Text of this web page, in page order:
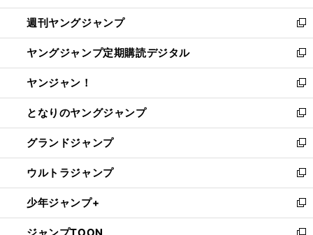
開
く
ウ
で
開
く
ン
ド
ウ
で
開
く
ウ
ィ
ン
ド
ウ
で
開
く
週刊ヤングジャンプ
新
し
い
ウ
ィ
ン
ド
ウ
で
開
く
ヤングジャンプ定期購読デジタル
新
し
い
ウ
ィ
ン
ド
ウ
で
開
く
ヤンジャン！
新
し
い
ウ
ィ
ン
ド
ウ
で
開
く
となりのヤングジャンプ
新
し
い
ウ
ィ
ン
ド
ウ
グランドジャンプ
新
し
い
ウ
ィ
ン
ウルトラジャンプ
新
し
い
ウ
少年ジャンプ+
新
し